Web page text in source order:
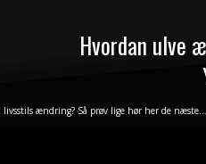
Hvordan ulve
livsstils ændring? Så prøv lige hør her de næste...